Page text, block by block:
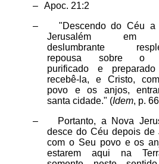
–
Apoc. 21:2
–
"Descendo do Céu a
Jerusalém em
deslumbrante
repousa sobre o
purificado e
recebê-la, e Cristo,
povo e os anjos,
santa cidade." (Idem, p.
–
Portanto, a Nova
desce do Céu depois de
com o Seu povo e os
estarem aqui na